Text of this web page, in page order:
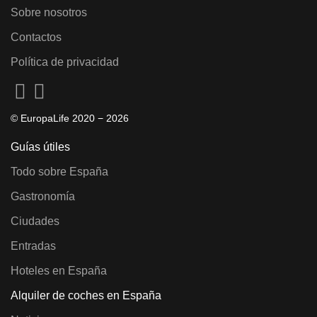
Sobre nosotros
Contactos
Política de privacidad
© EuropaLife 2020 − 2026
Guías útiles
Todo sobre España
Gastronomía
Ciudades
Entradas
Hoteles en España
Alquiler de coches en España